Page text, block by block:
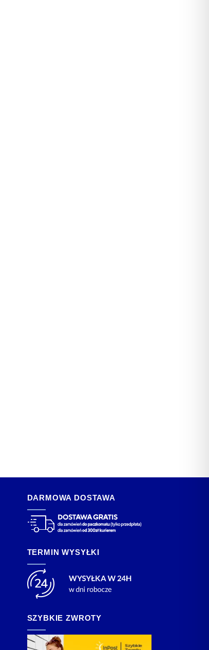
DARMOWA DOSTAWA
TERMIN WYSYŁKI
SZYBKIE ZWROTY